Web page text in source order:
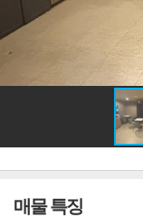
매물 특징